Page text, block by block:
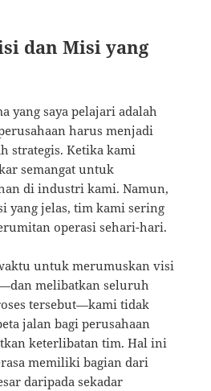
dan Misi yang
yang saya pelajari adalah
harus menjadi
strategis. Ketika kami
semangat untuk
di industri kami. Namun,
yang jelas, tim kami sering
operasi sehari-hari.
untuk merumuskan visi
melibatkan seluruh
tersebut—kami tidak
jalan bagi perusahaan
keterlibatan tim. Hal ini
memiliki bagian dari
daripada sekadar